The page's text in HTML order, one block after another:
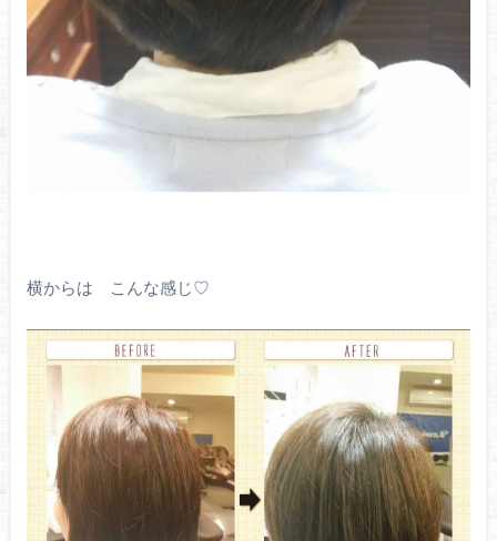
横からは こんな感じ♡